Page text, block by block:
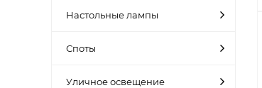
Настольные лампы
Споты
Уличное освещение